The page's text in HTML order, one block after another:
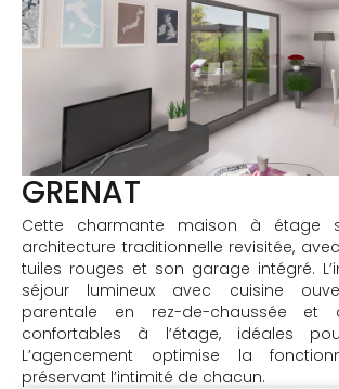
GRENAT
Cette charmante maison à étage
architecture traditionnelle revisitée,
tuiles rouges et son garage intégré.
séjour lumineux avec cuisine
parentale en rez-de-chaussée et
confortables à l’étage, idéales
L’agencement optimise la
préservant l’intimité de chacun.